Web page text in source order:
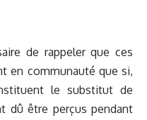
de rappeler que ces
en communauté que si,
le substitut de
dû être perçus pendant